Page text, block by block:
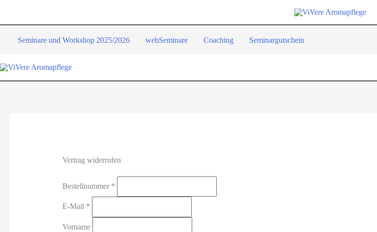
Seminare und Workshop 2025/2026 webSeminare Coaching Seminargutschein
Vertrag widerrufen
Bestellnummer *erforderlich
E-Mail *erforderlich
Vorname